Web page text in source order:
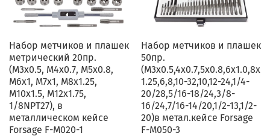
Набор метчиков и плашек
метрический 20пр.
(М3х0.5, М4х0.7, М5х0.8,
М6х1, М7х1, М8х1.25,
М10х1.5, М12х1.75,
1/8NPT27), в
металлическом кейсе
Forsage F-M020-1
Набор метчиков и плашек
50пр.
(М3х0.5,4х0.7,5х0.8,6х1.0,8х
1.25,6,8,10-32,10,12-24,1/4-
20/28,5/16-18/24,3/8-
16/24,7/16-14/20,1/2-13,1/2-
20)в метал.кейсе Forsage
F-M050-3